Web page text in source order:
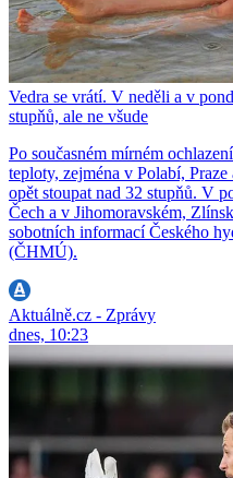
Vedra se vrátí. V neděli a v
stupňů, ale ne všude
Po současném mírném
teploty, zejména v Polabí,
opět stoupat nad 32 stupňů. V
Čech a v Jihomoravském,
sobotních informací Českého
(ČHMÚ).
Aktuálně.cz - Zprávy
dnes, 10:23